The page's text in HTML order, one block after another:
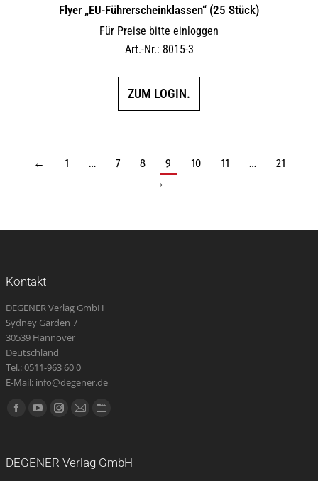
Flyer „EU-Führerscheinklassen“ (25 Stück)
Für Preise bitte einloggen
Art.-Nr.: 8015-3
ZUM LOGIN.
← 1 … 7 8 9 10 11 …
21
→
Kontakt
DEGENER Verlag GmbH
Sydney Garden 7
30539 Hannover
Deutschland
Tel.: 0511-963 60 0
E-Mail: info@degener.de
Finden Sie uns auf:
Facebook
in
YouTube
in
Instagram
in
E-
opens
Website
in
DEGENER Verlag GmbH